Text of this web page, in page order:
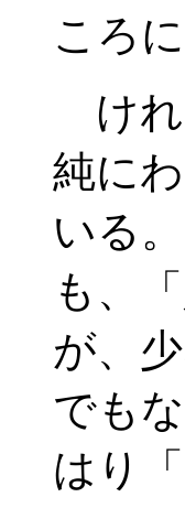
ころ
けれ
純に
いる
も、
が、
でも
はり